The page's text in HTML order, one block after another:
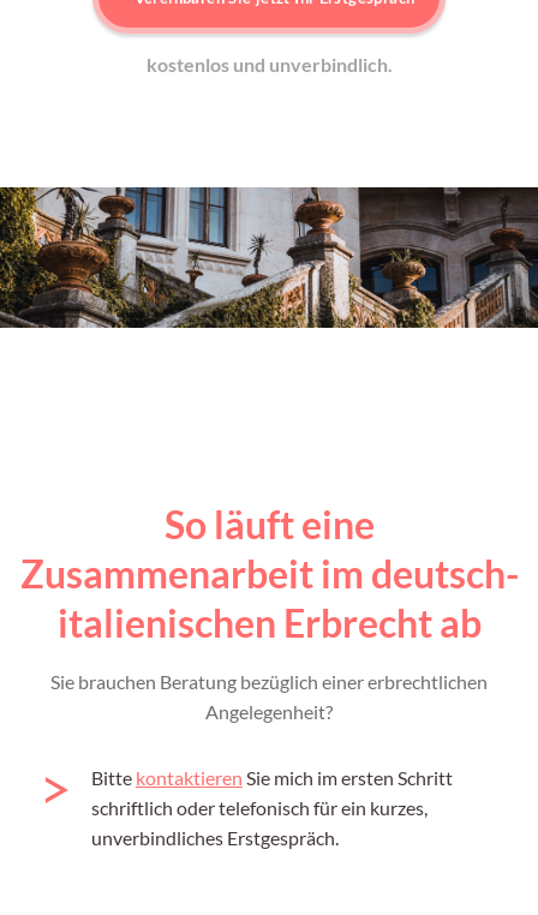
kostenlos und unverbindlich.
So läuft eine
Zusammenarbeit im deutsch-
italienischen Erbrecht ab
Sie brauchen Beratung bezüglich einer erbrechtlichen
Angelegenheit?
Bitte kontaktieren Sie mich im ersten Schritt
schriftlich oder telefonisch für ein kurzes,
unverbindliches Erstgespräch.